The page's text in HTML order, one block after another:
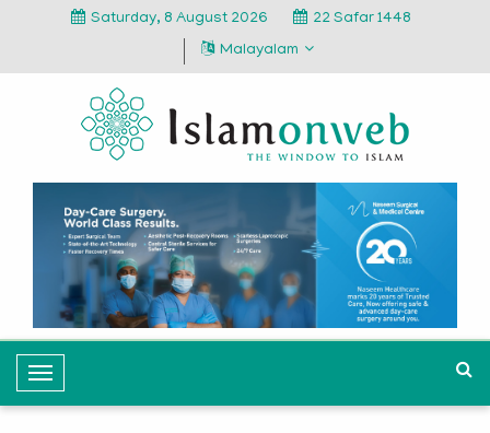
Saturday, 8 August 2026
22 Safar 1448
Malayalam
T
o